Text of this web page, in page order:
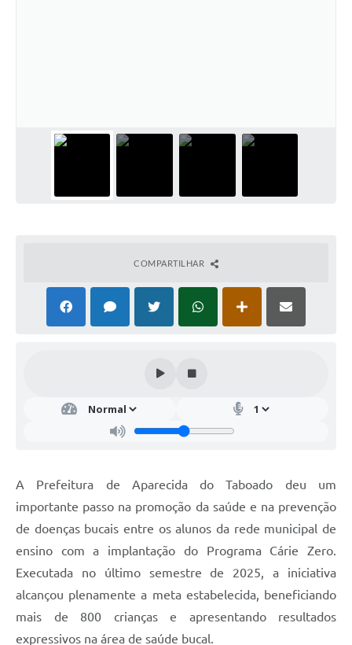
COMPARTILHAR
A Prefeitura de Aparecida do Taboado deu um
importante passo na promoção da saúde e na prevenção
de doenças bucais entre os alunos da rede municipal de
ensino com a implantação do Programa Cárie Zero.
Executada no último semestre de 2025, a iniciativa
alcançou plenamente a meta estabelecida, beneficiando
mais de 800 crianças e apresentando resultados
expressivos na área de saúde bucal.